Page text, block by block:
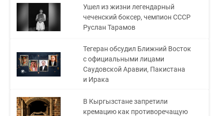
Ушел из жизни легендарный
чеченский боксер, чемпион СССР
Руслан Тарамов
Тегеран обсудил Ближний Восток
с официальными лицами
Саудовской Аравии, Пакистана
и Ирака
В Кыргызстане запретили
кремацию как противоречащую